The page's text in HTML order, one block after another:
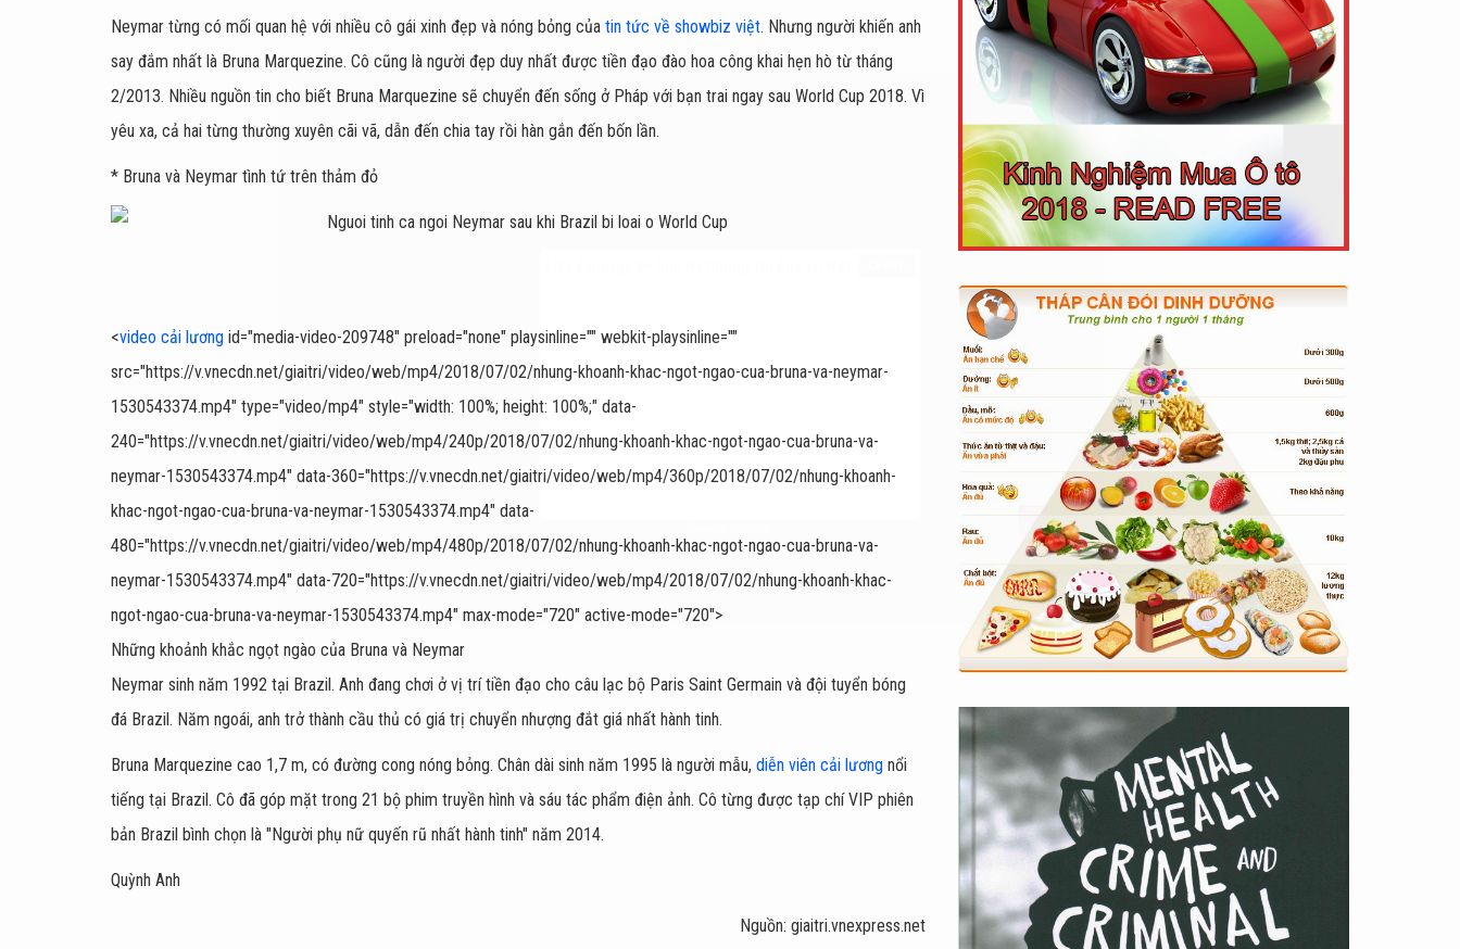
Neymar từng có mối quan hệ với nhiều cô gái xinh đẹp và nóng bỏng của tin tức về showbiz việt. Nhưng người khiến anh
say đắm nhất là Bruna Marquezine. Cô cũng là người đẹp duy nhất được tiền đạo đào hoa công khai hẹn hò từ tháng
2/2013. Nhiều nguồn tin cho biết Bruna Marquezine sẽ chuyển đến sống ở Pháp với bạn trai ngay sau World Cup 2018. Vì
yêu xa, cả hai từng thường xuyên cãi vã, dẫn đến chia tay rồi hàn gắn đến bốn lần.
* Bruna và Neymar tình tứ trên thảm đỏ
<video cải lương id="media-video-209748" preload="none" playsinline="" webkit-playsinline=""
src="https://v.vnecdn.net/giaitri/video/web/mp4/2018/07/02/nhung-khoanh-khac-ngot-ngao-cua-bruna-va-neymar-
1530543374.mp4" type="video/mp4" style="width: 100%; height: 100%;" data-
240="https://v.vnecdn.net/giaitri/video/web/mp4/240p/2018/07/02/nhung-khoanh-khac-ngot-ngao-cua-bruna-va-
neymar-1530543374.mp4" data-360="https://v.vnecdn.net/giaitri/video/web/mp4/360p/2018/07/02/nhung-khoanh-
khac-ngot-ngao-cua-bruna-va-neymar-1530543374.mp4" data-
480="https://v.vnecdn.net/giaitri/video/web/mp4/480p/2018/07/02/nhung-khoanh-khac-ngot-ngao-cua-bruna-va-
neymar-1530543374.mp4" data-720="https://v.vnecdn.net/giaitri/video/web/mp4/2018/07/02/nhung-khoanh-khac-
ngot-ngao-cua-bruna-va-neymar-1530543374.mp4" max-mode="720" active-mode="720">
Những khoảnh khắc ngọt ngào của Bruna và Neymar
Neymar sinh năm 1992 tại Brazil. Anh đang chơi ở vị trí tiền đạo cho câu lạc bộ Paris Saint Germain và đội tuyển bóng
đá Brazil. Năm ngoái, anh trở thành cầu thủ có giá trị chuyển nhượng đắt giá nhất hành tinh.
Bruna Marquezine cao 1,7 m, có đường cong nóng bỏng. Chân dài sinh năm 1995 là người mẫu, diễn viên cải lương nổi
tiếng tại Brazil. Cô đã góp mặt trong 21 bộ phim truyền hình và sáu tác phẩm điện ảnh. Cô từng được tạp chí VIP phiên
bản Brazil bình chọn là "Người phụ nữ quyến rũ nhất hành tinh" năm 2014.
Quỳnh Anh
Nguồn: giaitri.vnexpress.net